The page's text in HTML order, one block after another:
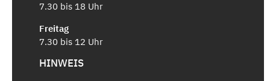
7.30 bis 18 Uhr
Freitag
7.30 bis 12 Uhr
HINWEIS